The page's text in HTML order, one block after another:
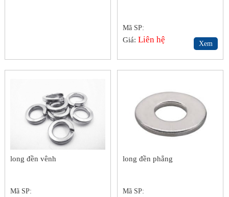
Mã SP:
Giá:Liên hệ Xem
long đền vênh
Mã SP:
long đền phẳng
Mã SP: